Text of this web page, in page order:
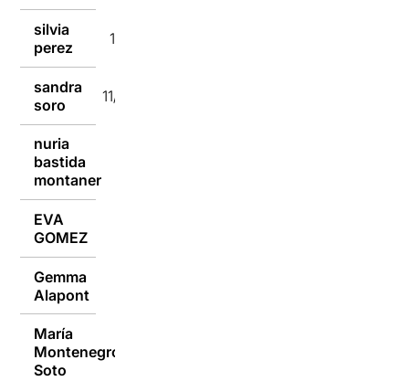
silvia
perez
11/01/2017
sandra
soro
11/01/2017
nuria
bastida
montaner
EVA
GOMEZ
Gemma
Alapont
María
Montenegro
Soto